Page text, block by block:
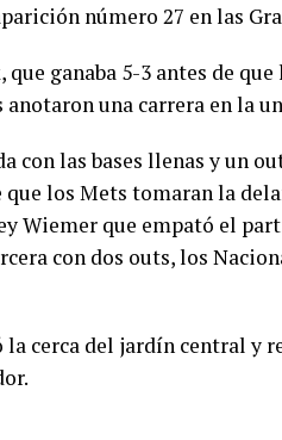
número 27 en las
ganaba 5-3 antes de
una carrera en la
con las bases llenas y un
los Mets tomaran la
Wiemer que empató el
con dos outs, los
cerca del jardín central y